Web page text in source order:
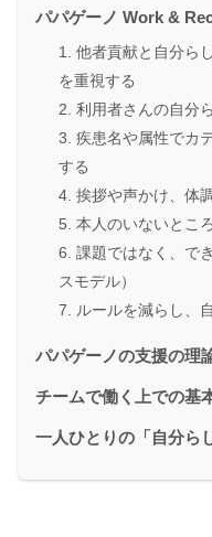
パパゲーノ Work &
1. 他者貢献と自分ら
を重視する
2. 利用者さんの自分
3. 疾患名や属性でカ
する
4. 挨拶や声かけ、体
5. 本人のいないとこ
6. 課題ではなく、で
スモデル）
7. ルールを減らし、
パパゲーノの支援の理
チームで働く上での基
一人ひとりの「自分ら